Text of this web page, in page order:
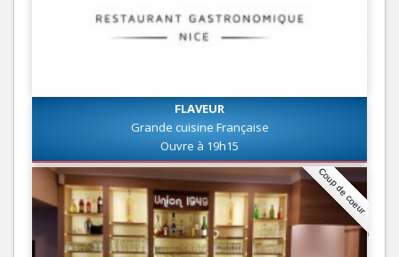
FLAVEUR
Grande cuisine Française
Ouvre à 19h15
Coup de coeur